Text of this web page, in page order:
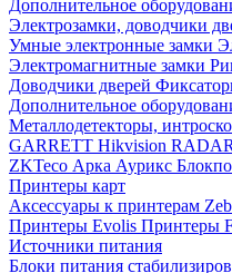
Дополнительное
Электрозамки, доводчики
Умные электронные замки
Электромагнитные замки
Доводчики дверей
Дополнительное
Металлодетекторы,
GARRETT Hikvision
ZKTeco Арка Аурикс
Принтеры карт
Аксессуары к принтерам
Принтеры Evolis Принтеры
Источники питания
Блоки питания